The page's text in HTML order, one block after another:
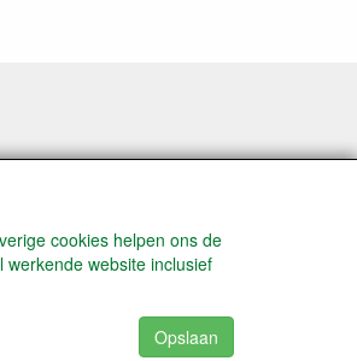
cookies helpen ons de
website inclusief
Opslaan